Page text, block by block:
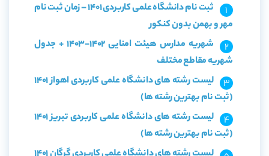
ثبت نام دانشگاه علمی کاربردی 1401 – زمان ثبت نام
مهر و بهمن بدون کنکور
شهریه مدارس هیئت امنایی 1402-1403 + جدول
شهریه مقاطع مختلف
لیست رشته های دانشگاه علمی کاربردی اهواز 1401
(ثبت نام بهترین رشته ها)
لیست رشته های دانشگاه علمی کاربردی تبریز 1401
(ثبت نام بهترین رشته ها)